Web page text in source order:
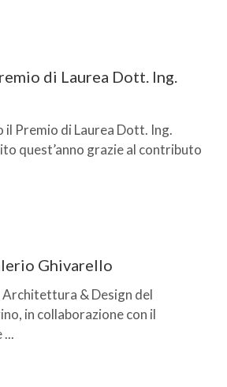
di Laurea Dott. Ing.
il Premio di Laurea Dott. Ing.
quest’anno grazie al contributo
Ghivarello
& Design del
in collaborazione con il